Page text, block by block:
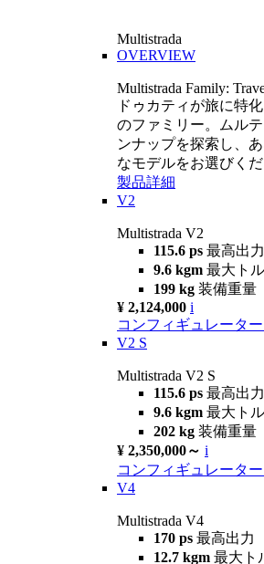
Multistrada
OVERVIEW
Multistrada Family:
ドゥカティが旅に特
のファミリー。ムル
ンナップを探索し、
なモデルをお選びくだ
製品詳細
V2
Multistrada V2
115.6 ps 最高出力
9.6 kgm 最大ト
199 kg 装備重量
¥ 2,124,000 i
コンフィギュレーター
V2 S
Multistrada V2 S
115.6 ps 最高出力
9.6 kgm 最大ト
202 kg 装備重量
¥ 2,350,000～ i
コンフィギュレーター
V4
Multistrada V4
170 ps 最高出力
12.7 kgm 最大ト